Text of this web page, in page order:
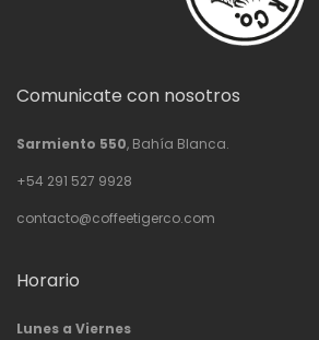
Comunicate con nosotros
Sarmiento 550, Bahía Blanca.
+54 291 527 9928
contacto@coffeetigerco.com
Horario
Lunes a Viernes